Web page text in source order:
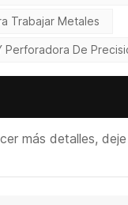
Trabajar Metales
Perforadora De
más detalles, deje